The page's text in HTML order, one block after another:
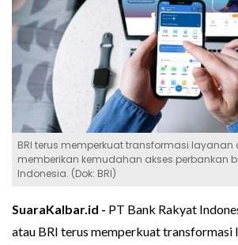
BRI terus memperkuat transformasi
memberikan kemudahan akses perbankan
Indonesia. (Dok: BRI)
SuaraKalbar.id - PT Bank Rakyat
atau BRI terus memperkuat transformasi